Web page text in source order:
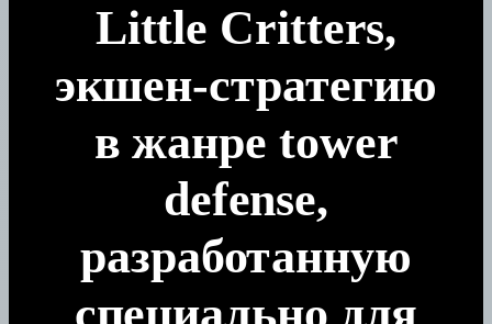
Little Critters,
экшен-стратегию
в жанре tower
defense,
разработанную
специально для